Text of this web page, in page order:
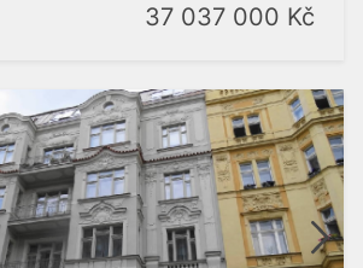
37 037 000 Kč